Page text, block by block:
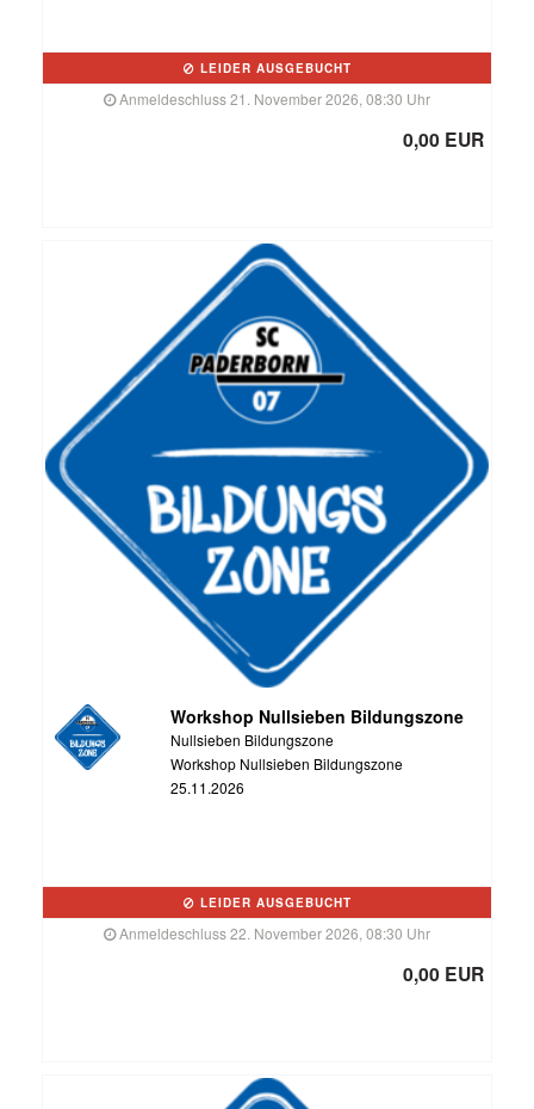
LEIDER AUSGEBUCHT
Anmeldeschluss 21. November 2026, 08:30 Uhr
0,00 EUR
Workshop Nullsieben Bildungszone
Nullsieben Bildungszone
Workshop Nullsieben Bildungszone
25.11.2026
LEIDER AUSGEBUCHT
Anmeldeschluss 22. November 2026, 08:30 Uhr
0,00 EUR